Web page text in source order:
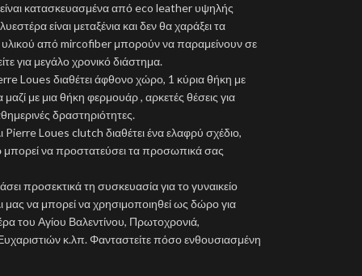
κατασκευασμένα από eco leather υψηλής
είναι μεταξένια και δεν θα χαράξει τα
υλικού από mircofiber μπορούν να παραμείνουν σε
για μεγάλο χρονικό διάστημα.
Loues διαθέτει άφθονο χώρο, 1 κύρια θήκη με
με μια θήκη φερμουάρ , αρκετές θέσεις για
δραστηριότητες.
Pierre Loues clutch διαθέτει ένα ελαφρύ σχέδιο,
μπορεί να προστατεύσει τα προσωπικά σας
προσεκτικά τη συσκευασία για το γυναικείο
να μπορεί να χρησιμοποιηθεί ως δώρο για
του Αγίου Βαλεντίνου, Πρωτοχρονιά,
κ.λπ. Φανταστείτε πόσο ενθουσιασμένη